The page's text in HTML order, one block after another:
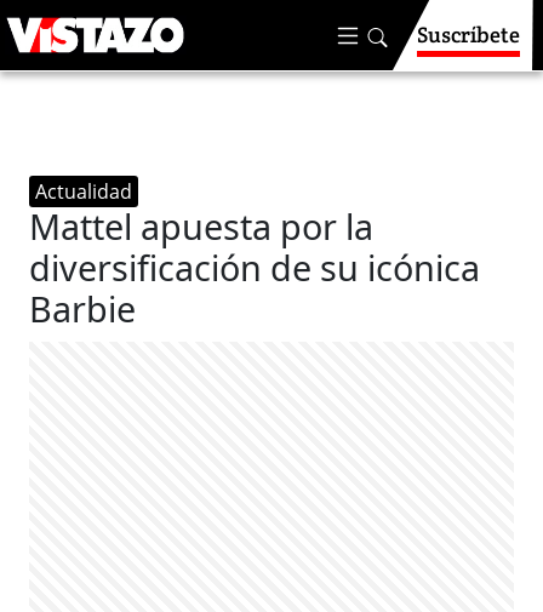
Suscríbete
Actualidad
Mattel apuesta por la
diversificación de su icónica
Barbie